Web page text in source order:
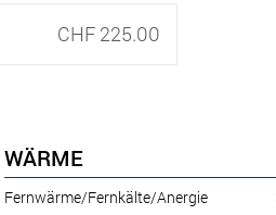
CHF 225.00
WÄRME
Fernwärme/Fernkälte/Anergie